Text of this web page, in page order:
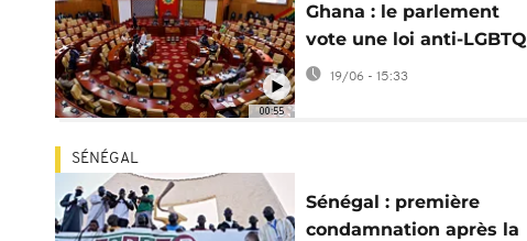
00:55
Ghana : le parlement
vote une loi anti-LGBTQ
19/06 - 15:33
SÉNÉGAL
Sénégal : première
condamnation après la